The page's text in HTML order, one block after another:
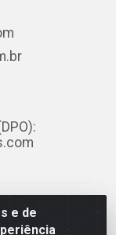
e de
Prazeres,
000 - CNPJ